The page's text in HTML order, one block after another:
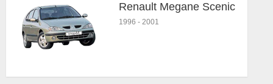
Renault Megane Scenic
1996 - 2001